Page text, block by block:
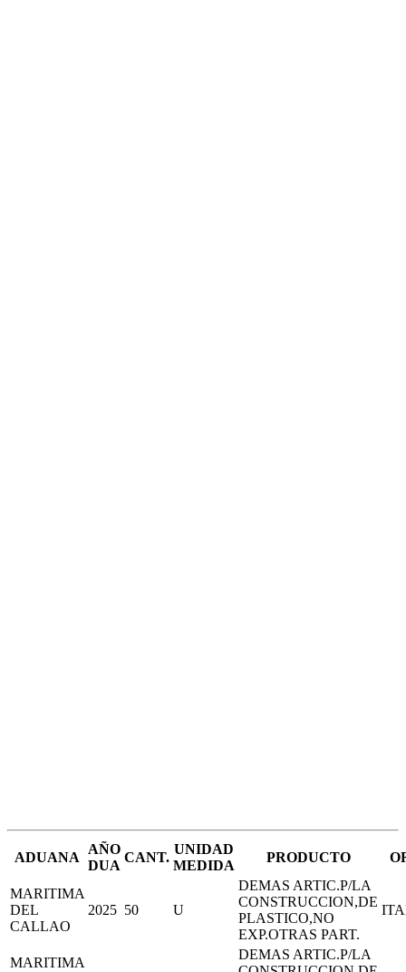
ADUANA
AÑO
DUA
CANT.
UNIDAD
MEDIDA
PRODUCTO
MARITIMA
DEL
CALLAO
2025 50 U
DEMAS ARTIC.P/LA
CONSTRUCCION,DE
PLASTICO,NO
EXP.OTRAS PART.
MARITIMA
DEMAS ARTIC.P/LA